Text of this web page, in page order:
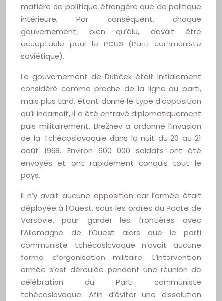
matière de politique étrangère que de politique
intérieure. Par conséquent, chaque
gouvernement, bien qu’élu, devait être
acceptable pour le PCUS (Parti communiste
soviétique).
Le gouvernement de Dubček était initialement
considéré comme proche de la ligne du parti,
mais plus tard, étant donné le type d’opposition
qu’il incarnait, il a été entravé diplomatiquement
puis militairement. Brežnev a ordonné l’invasion
de la Tchécoslovaquie dans la nuit du 20 au 21
août 1968. Environ 600 000 soldats ont été
envoyés et ont rapidement conquis tout le
pays.
Il n’y avait aucune opposition car l’armée était
déployée à l’Ouest, sous les ordres du Pacte de
Varsovie, pour garder les frontières avec
l’Allemagne de l’Ouest alors que le parti
communiste tchécoslovaque n’avait aucune
forme d’organisation militaire. L’intervention
armée s’est déroulée pendant une réunion de
célébration du Parti communiste
tchécoslovaque. Afin d’éviter une dissolution